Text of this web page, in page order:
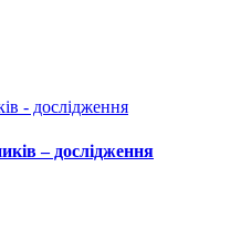
– дослідження